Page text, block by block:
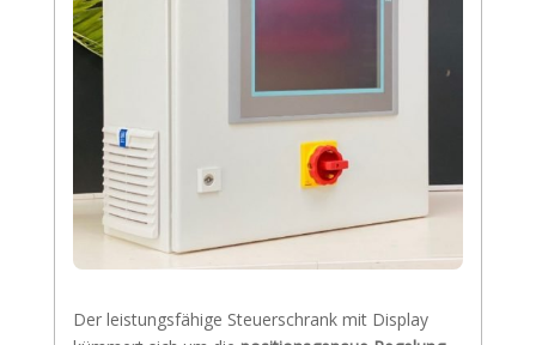
Der leistungsfähige Steuerschrank mit Display